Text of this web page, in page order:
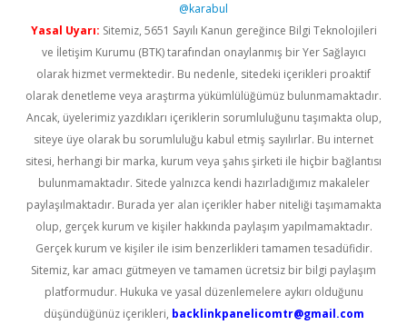
@karabul
Yasal Uyarı: Sitemiz, 5651 Sayılı Kanun gereğince Bilgi Teknolojileri
ve İletişim Kurumu (BTK) tarafından onaylanmış bir Yer Sağlayıcı
olarak hizmet vermektedir. Bu nedenle, sitedeki içerikleri proaktif
olarak denetleme veya araştırma yükümlülüğümüz bulunmamaktadır.
Ancak, üyelerimiz yazdıkları içeriklerin sorumluluğunu taşımakta olup,
siteye üye olarak bu sorumluluğu kabul etmiş sayılırlar. Bu internet
sitesi, herhangi bir marka, kurum veya şahıs şirketi ile hiçbir bağlantısı
bulunmamaktadır. Sitede yalnızca kendi hazırladığımız makaleler
paylaşılmaktadır. Burada yer alan içerikler haber niteliği taşımamakta
olup, gerçek kurum ve kişiler hakkında paylaşım yapılmamaktadır.
Gerçek kurum ve kişiler ile isim benzerlikleri tamamen tesadüfidir.
Sitemiz, kar amacı gütmeyen ve tamamen ücretsiz bir bilgi paylaşım
platformudur. Hukuka ve yasal düzenlemelere aykırı olduğunu
düşündüğünüz içerikleri, backlinkpanelicomtr@gmail.com